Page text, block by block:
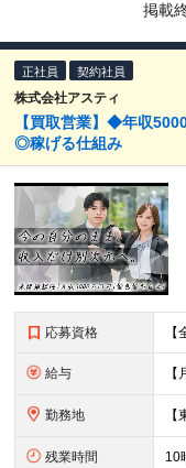
掲載
正社員 契約社員
株式会社アスティ
【買取営業】◆年収
◎稼げる仕組み
応募資格
給与
勤務地
残業時間 10